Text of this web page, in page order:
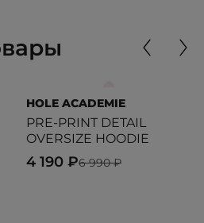
HOLE ACADEMIE
PRE-PRINT DETAIL
OVERSIZE HOODIE
6 990 ₽
4 190 ₽